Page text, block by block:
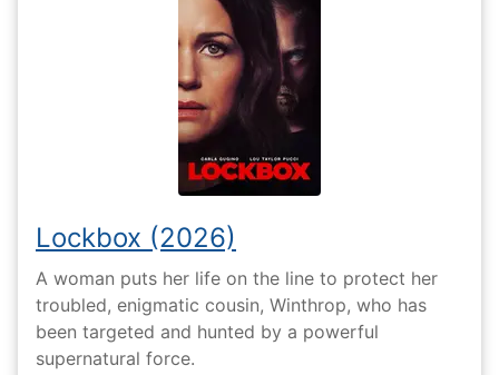
Lockbox (2026)
A woman puts her life on the line to protect her
troubled, enigmatic cousin, Winthrop, who has
been targeted and hunted by a powerful
supernatural force.